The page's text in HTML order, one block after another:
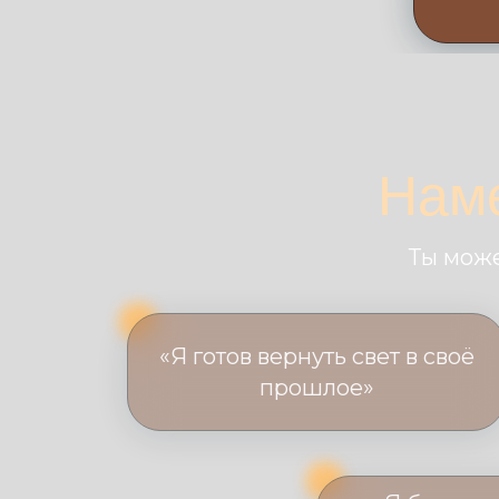
«Я готов вернуть свет в своё
прошлое»
Ты